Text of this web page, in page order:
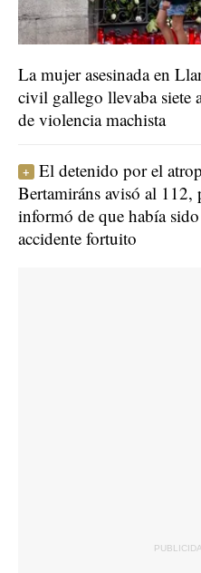
La mujer asesinada en
civil gallego llevaba siete
de violencia machista
El detenido por el
Bertamiráns avisó al 112,
informó de que había
accidente fortuito